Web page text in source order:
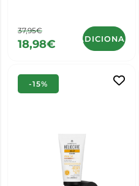
37,95€
18,98€ ADICIONAR
-15%